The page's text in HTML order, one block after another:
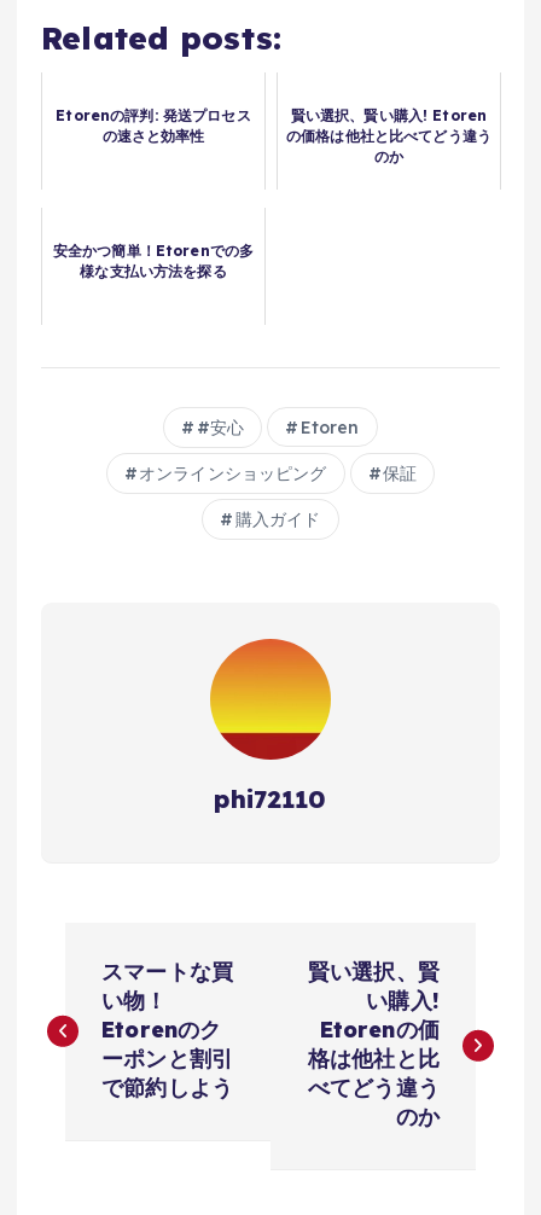
Related posts:
Etorenの評判: 発送プロセス
の速さと効率性
賢い選択、賢い購入! Etoren
の価格は他社と比べてどう違う
のか
安全かつ簡単！Etorenでの多
様な支払い方法を探る
#安心 Etoren
オンラインショッピング 保証
購入ガイド
phi72110
稿
スマートな買
い物！
Etorenのク
ーポンと割引
で節約しよう
賢い選択、賢
い購入!
Etorenの価
格は他社と比
べてどう違う
のか